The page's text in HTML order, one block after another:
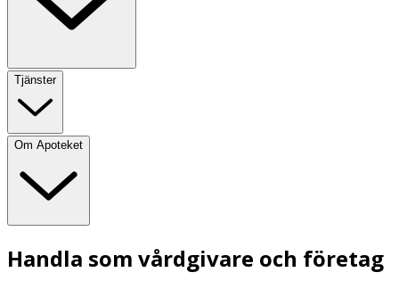
Tjänster
Om Apoteket
Handla som vårdgivare och företag